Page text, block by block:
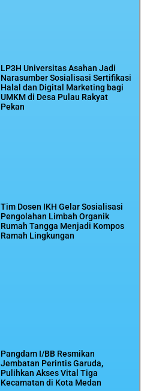
LP3H Universitas Asahan Jadi
Narasumber Sosialisasi Sertifikasi
Halal dan Digital Marketing bagi
UMKM di Desa Pulau Rakyat
Pekan
Tim Dosen IKH Gelar Sosialisasi
Pengolahan Limbah Organik
Rumah Tangga Menjadi Kompos
Ramah Lingkungan
Pangdam I/BB Resmikan
Jembatan Perintis Garuda,
Pulihkan Akses Vital Tiga
Kecamatan di Kota Medan